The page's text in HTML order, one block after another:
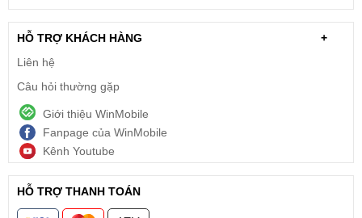
HỖ TRỢ KHÁCH HÀNG
+
Liên hệ
Câu hỏi thường gặp
Giới thiệu WinMobile
Fanpage của WinMobile
Kênh Youtube
HỖ TRỢ THANH TOÁN